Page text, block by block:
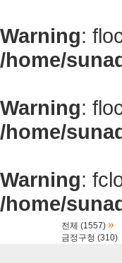
Warning:
/home/
Warning:
/home/
Warning:
/home/
전체 (1557) »
금정구청 (310)